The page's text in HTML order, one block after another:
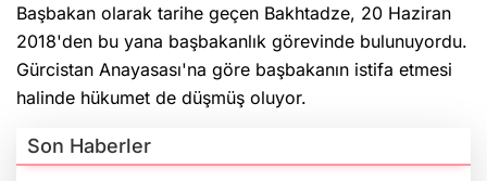
Başbakan olarak tarihe geçen Bakhtadze, 20 Haziran
2018'den bu yana başbakanlık görevinde bulunuyordu.
Gürcistan Anayasası'na göre başbakanın istifa etmesi
halinde hükumet de düşmüş oluyor.
Son Haberler